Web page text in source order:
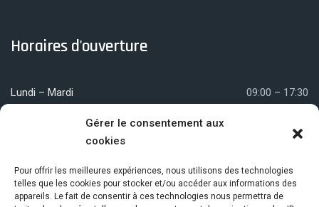
Gérer le consentement aux
cookies
Pour offrir les meilleures expériences, nous utilisons des technologies
telles que les cookies pour stocker et/ou accéder aux informations des
appareils. Le fait de consentir à ces technologies nous permettra de
Horaires d'ouverture
Lundi – Mardi 09:00 – 17:30